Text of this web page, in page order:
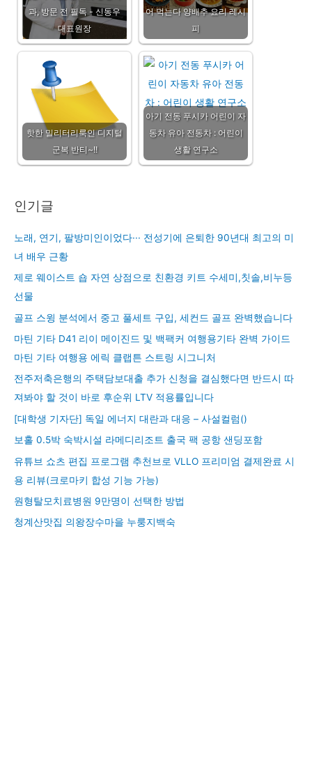
과, 방문 전 필독 - 신동우
대표원장
어 먹는다 양배추 요리 레시
피
핫한 밀리터리룩인 디지털
군복 반티~!!
아기 전동 푸시카 어린이 자
동차 유아 전동차 : 어린이
생활 연구소
인기글
노래, 연기, 팔방미인이었다··· 전성기에 은퇴한 90년대 최고의 미
녀 배우 근황
제로 웨이스트 숍 자연 상점으로 친환경 키트 수세미,칫솔,비누등
선물
골프 스윙 분석에서 중고 풀세트 구입, 세컨드 골프 완벽했습니다
마틴 기타 D41 리이 메이진드 및 백팩커 여행용기타 완벽 가이드
마틴 기타 여행용 에릭 클랩튼 스트링 시그니처
전주저축은행의 주택담보대출 추가 신청을 결심했다면 반드시 따
져봐야 할 것이 바로 후순위 LTV 적용률입니다
[대학생 기자단] 독일 에너지 대란과 대응 – 사설컬럼()
보홀 0.5박 숙박시설 라메디리조트 출국 팩 공항 샌딩포함
유튜브 쇼츠 편집 프로그램 추천브로 VLLO 프리미엄 결제완료 시
용 리뷰(크로마키 합성 기능 가능)
원형탈모치료병원 9만명이 선택한 방법
청계산맛집 의왕장수마을 누룽지백숙